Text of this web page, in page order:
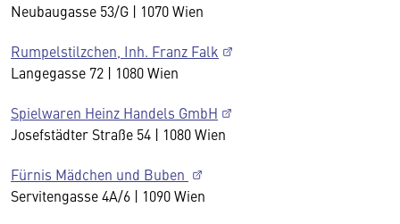
Neubaugasse 53/G | 1070 Wien
Rumpelstilzchen, Inh. Franz Falk
Langegasse 72 | 1080 Wien
Spielwaren Heinz Handels GmbH
Josefstädter Straße 54 | 1080 Wien
Fürnis Mädchen und Buben
Servitengasse 4A/6 | 1090 Wien